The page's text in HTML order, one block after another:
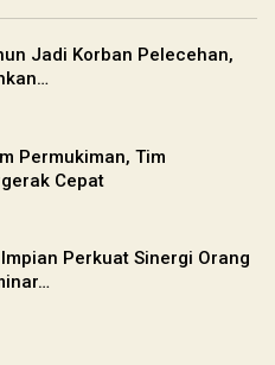
Jadi Korban Pelecehan,
Permukiman, Tim
Cepat
Perkuat Sinergi Orang